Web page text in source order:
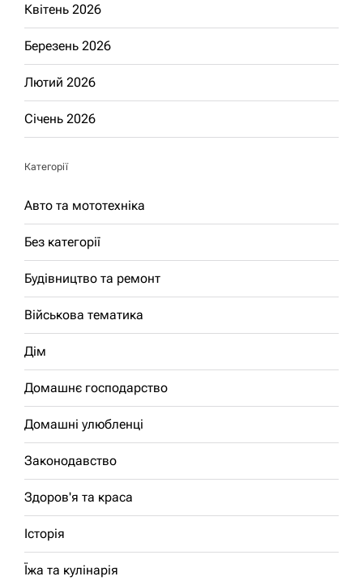
Квітень 2026
Березень 2026
Лютий 2026
Січень 2026
Категорії
Авто та мототехніка
Без категорії
Будівництво та ремонт
Військова тематика
Дім
Домашнє господарство
Домашні улюбленці
Законодавство
Здоров'я та краса
Історія
Їжа та кулінарія